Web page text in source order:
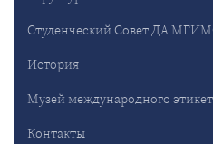
Студенческий Совет ДА
История
Музей международного
Контакты